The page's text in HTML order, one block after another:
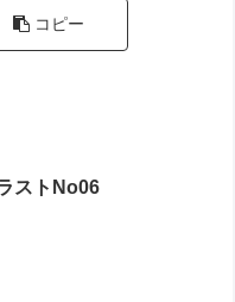
コピー
ストNo06